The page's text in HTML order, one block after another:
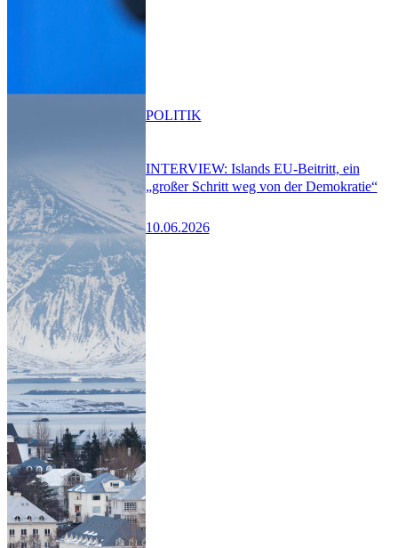
INTERVIEW: Islands EU-Beitritt, ein
„großer Schritt weg von der Demokratie“
10.06.2026
POLITIK